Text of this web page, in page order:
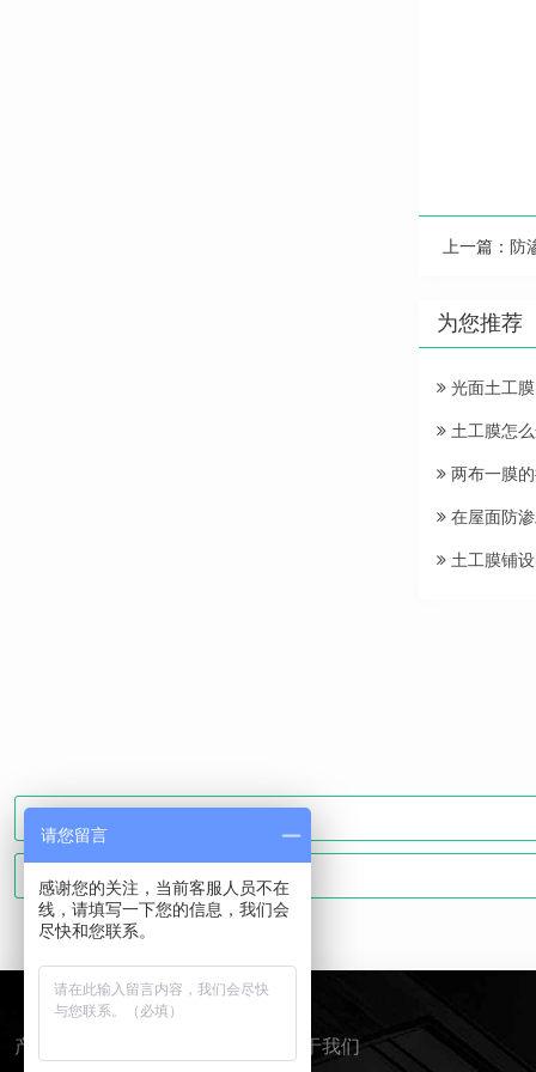
上一篇： 防
为您推荐
光面土工
土工膜怎
两布一膜
在屋面防渗
土工膜铺
产品分类 关于我们
请您留言
感谢您的关注，当前客服人员不在
线，请填写一下您的信息，我们会
尽快和您联系。